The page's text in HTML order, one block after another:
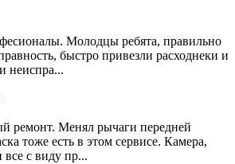
Молодцы ребята, правильно
быстро привезли расходнеки и
неиспра...
ремонт. Менял рычаги передней
тоже есть в этом сервисе. Камера,
все с виду пр...